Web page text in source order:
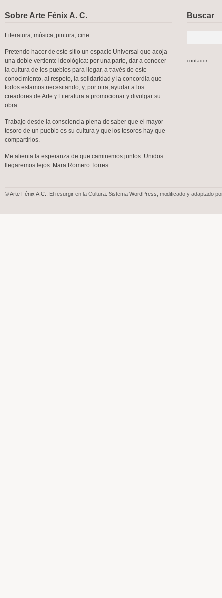
Sobre Arte Fénix A. C.
Literatura, música, pintura, cine...
Pretendo hacer de este sitio un espacio Universal que acoja
una doble vertiente ideológica: por una parte, dar a conocer
la cultura de los pueblos para llegar, a través de este
conocimiento, al respeto, la solidaridad y la concordia que
todos estamos necesitando; y, por otra, ayudar a los
creadores de Arte y Literatura a promocionar y divulgar su
obra.
Trabajo desde la consciencia plena de saber que el mayor
tesoro de un pueblo es su cultura y que los tesoros hay que
compartirlos.
Me alienta la esperanza de que caminemos juntos. Unidos
llegaremos lejos. Mara Romero Torres
Buscar
contador
©Arte Fénix A.C. ; El resurgir en la Cultura. Sistema WordPress , modificado y adaptado